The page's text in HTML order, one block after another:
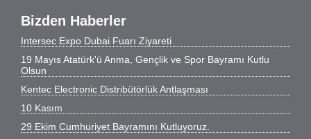
Bizden Haberler
Intersec Expo Dubai Fuarı Ziyareti
19 Mayıs Atatürk'ü Anma, Gençlik ve Spor Bayramı Kutlu
Olsun
Kentec Electronic Distribütörlük Antlaşması
10 Kasım
29 Ekim Cumhuriyet Bayramını Kutluyoruz.